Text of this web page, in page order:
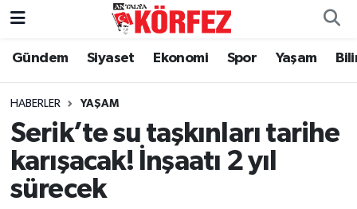
Gündem Siyaset Ekonomi Spor Yaşam
HABERLER YAŞAM
Serik’te su taşkınları tarihe
karışacak! İnşaatı 2 yıl
sürecek
Gündem
Siyaset
Yerel Yönetim
Ekonomi
Nöbetçi Eczaneler
Hava Durumu
Trafik Durumu
Süper Lig Puan Durumu ve Fikstür